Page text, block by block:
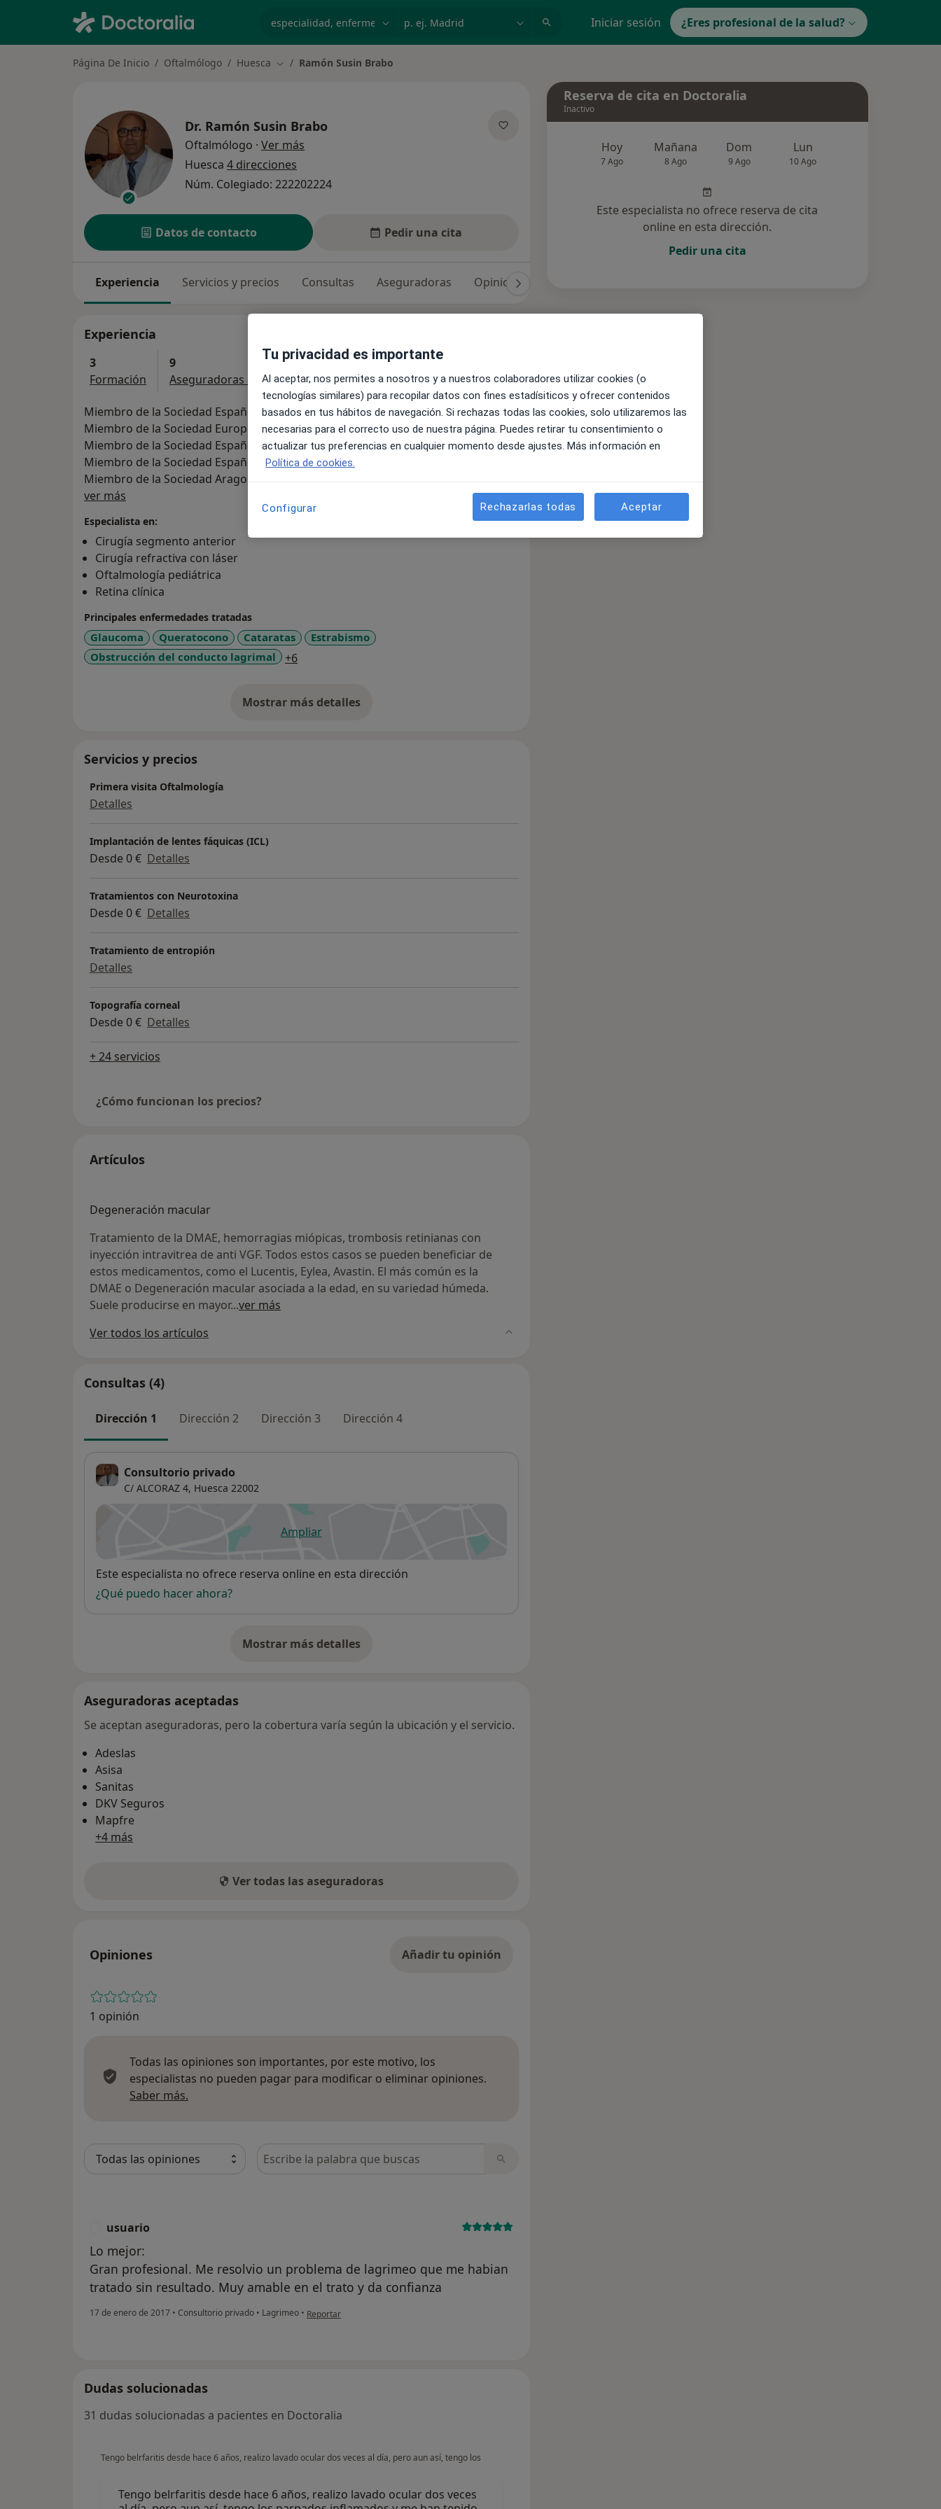
Iniciar sesión ¿Eres profesional de la salud?
Página De Inicio Oftalmólogo Huesca Cambiar de ciudad
Ramón Susin Brabo
Dr. Ramón Susin Brabo
Oftalmólogo · Ver más
Huesca 4 direcciones
Núm. Colegiado: 222202224
Datos de contacto Pedir una cita
Experiencia Servicios y precios Consultas Aseguradoras Opiniones (1)
Experiencia
3
Formación
9
Aseguradoras aceptadas
Miembro de la Sociedad Española de Oftalmologia
Miembro de la Sociedad Europea de Catarata y Cirugía Refractiva (ESCRS)
Miembro de la Sociedad Española de Cirugia Ocular Implanto-Refractiva (SECOIR)
Miembro de la Sociedad Española de Estrabologia y Oftalmologia Pediatrica
Miembro de la Sociedad Aragonesa de Oftalmologia
ver más
Especialista en:
Cirugía segmento anterior
Cirugía refractiva con láser
Oftalmología pediátrica
Retina clínica
Principales enfermedades tratadas
Glaucoma Queratocono Cataratas
Estrabismo
Obstrucción del conducto lagrimal
+6a11y_sr_more_diseases
Mostrar más detalles
sobre la experiencia
Servicios y precios
Primera visita Oftalmología
Detalles
Implantación de lentes fáquicas (ICL)
Desde 0 € Detalles
Tratamientos con Neurotoxina
Desde 0 € Detalles
Tratamiento de entropión
Detalles
Topografía corneal
Desde 0 € Detalles
+ 24 servicios
¿Cómo funcionan los precios?
Artículos
Degeneración macular
Tratamiento de la DMAE, hemorragias miópicas, trombosis retinianas con
inyección intravitrea de anti VGF. Todos estos casos se pueden beneficiar de
estos medicamentos, como el Lucentis, Eylea, Avastin. El más común es la
DMAE o Degeneración macular asociada a la edad, en su variedad húmeda.
Suele producirse en mayor...ver más
Ver todos los artículos
Consultas (4)
Dirección 1 Dirección 2 Dirección 3 Dirección 4
Consultorio privado
C/ ALCORAZ 4, Huesca 22002
Ampliarse abre en una nueva pestaña
Disponibilidad
Este especialista no ofrece reserva online en esta dirección
¿Qué puedo hacer ahora?
Mostrar más detalles
sobre la dirección
Aseguradoras aceptadas
Se aceptan aseguradoras, pero la cobertura varía según la ubicación y el servicio.
Adeslas
Asisa
Sanitas
DKV Seguros
Mapfre
+4 más
Ver todas las aseguradoras
Opiniones Añadir tu opinión
1 opinión
Todas las opiniones son importantes, por este motivo, los
especialistas no pueden pagar para modificar o eliminar opiniones.
Saber más.
Busca en opiniones
usuario
Lo mejor:
Gran profesional. Me resolvio un problema de lagrimeo que me habian
tratado sin resultado. Muy amable en el trato y da confianza
17 de enero de 2017 • Consultorio privado • Lagrimeo • en opinión del usuario usuario
Reportar
Dudas solucionadas
31 dudas solucionadas a pacientes en Doctoralia
Tengo belrfaritis desde hace 6 años, realizo lavado ocular dos veces al día, pero aun así, tengo los
Tengo belrfaritis desde hace 6 años, realizo lavado ocular dos veces
Reserva de cita en Doctoralia
Inactivo
Hoy
7 Ago
Mañana
8 Ago
Dom
9 Ago
Lun
10 Ago
Este especialista no ofrece reserva de cita
online en esta dirección.
Pedir una cita
Tu privacidad es importante
Al aceptar, nos permites a nosotros y a nuestros colaboradores utilizar cookies (o
tecnologías similares) para recopilar datos con fines estadísiticos y ofrecer contenidos
basados en tus hábitos de navegación. Si rechazas todas las cookies, solo utilizaremos las
necesarias para el correcto uso de nuestra página. Puedes retirar tu consentimiento o
actualizar tus preferencias en cualquier momento desde ajustes. Más información en
Política de cookies.
Configurar Rechazarlas todas Aceptar